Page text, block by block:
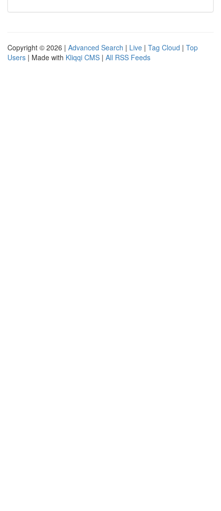
Copyright © 2026 | Advanced Search | Live | Tag Cloud | Top
Users | Made with Kliqqi CMS | All RSS Feeds